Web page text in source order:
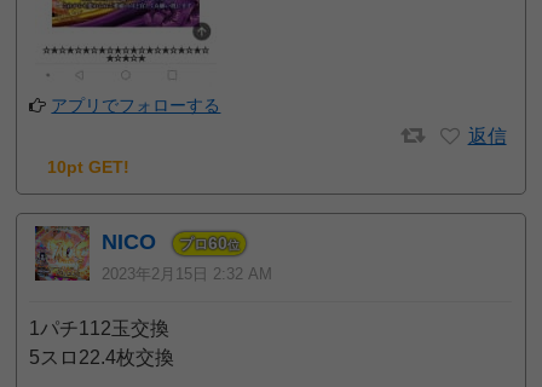
アプリでフォローする
返信
10pt GET!
NICO プロ60位
2023年2月15日 2:32 AM
1パチ112玉交換
5スロ22.4枚交換